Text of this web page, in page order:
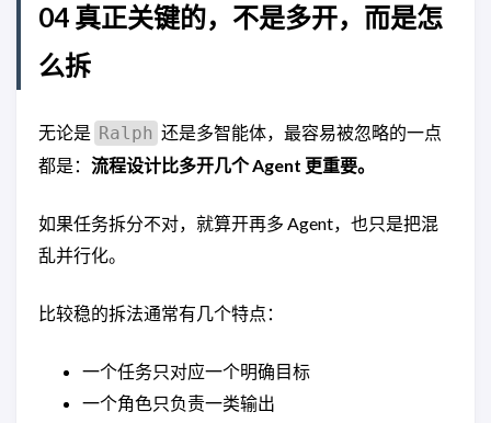
04 真正关键的，不是多开，而是怎
么拆
无论是 Ralph 还是多智能体，最容易被忽略的一点
都是： 流程设计比多开几个 Agent 更重要。
如果任务拆分不对，就算开再多 Agent，也只是把混
乱并行化。
比较稳的拆法通常有几个特点：
一个任务只对应一个明确目标
一个角色只负责一类输出